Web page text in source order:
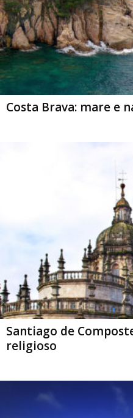
Costa Brava: mare e
Santiago de
religioso